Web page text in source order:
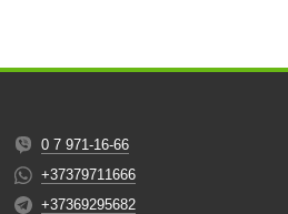
0 7 971-16-66
+37379711666
+37369295682